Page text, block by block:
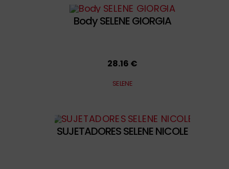
Body SELENE GIORGIA
28.16 €
SELENE
SUJETADORES SELENE NICOLE